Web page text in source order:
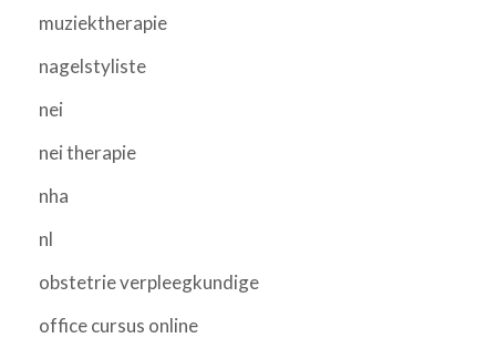
muziektherapie
nagelstyliste
nei
nei therapie
nha
nl
obstetrie verpleegkundige
office cursus online